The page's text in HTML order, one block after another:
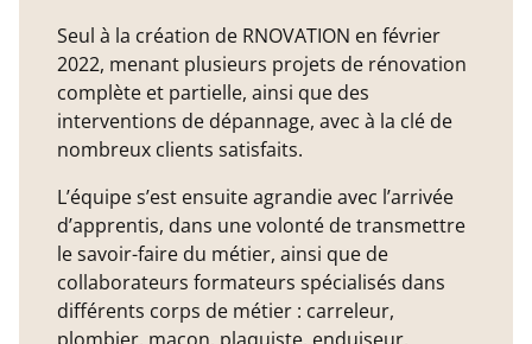
Seul à la création de RNOVATION en février
2022, menant plusieurs projets de rénovation
complète et partielle, ainsi que des
interventions de dépannage, avec à la clé de
nombreux clients satisfaits.
L’équipe s’est ensuite agrandie avec l’arrivée
d’apprentis, dans une volonté de transmettre
le savoir-faire du métier, ainsi que de
collaborateurs formateurs spécialisés dans
différents corps de métier : carreleur,